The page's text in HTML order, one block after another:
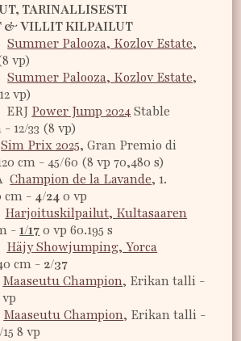
TARINALLISESTI
& VILLIT KILPAILUT
Summer Palooza, Kozlov Estate,
vp)
Summer Palooza, Kozlov Estate,
vp)
ERJ Power Jump 2024 Stable
12/33 (8 vp)
Sim Prix 2025, Gran Premio di
cm - 45/60 (8 vp 70,480 s)
Champion de la Lavande, 1.
cm - 4/24 0 vp
Harjoituskilpailut, Kultasaaren
-1/17 0 vp 60.195 s
Häjy Showjumping, Yorca
cm - 2/37
Maaseutu Champion, Erikan talli -
Maaseutu Champion, Erikan talli -
8 vp